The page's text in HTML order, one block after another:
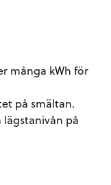
många kWh för
på smältan.
på